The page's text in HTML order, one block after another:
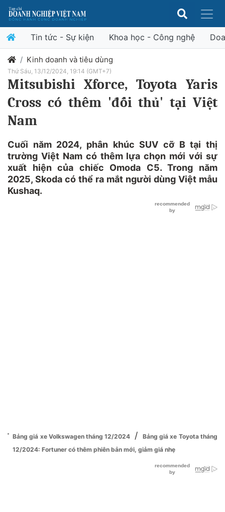
Tin tức - Sự kiện Khoa học - Công nghệ
Kinh doanh và tiêu dùng
Thứ Sáu, 13/12/2024, 19:14 (GMT+7)
Mitsubishi Xforce, Toyota Yaris
Cross có thêm 'đối thủ' tại Việt
Nam
Cuối năm 2024, phân khúc SUV cỡ B tại thị
trường Việt Nam có thêm lựa chọn mới với sự
xuất hiện của chiếc Omoda C5. Trong năm
2025, Skoda có thể ra mắt người dùng Việt mẫu
Kushaq.
Bảng giá xe Volkswagen tháng 12/2024 /
Bảng giá xe Toyota tháng
12/2024: Fortuner có thêm phiên bản mới, giảm giá nhẹ